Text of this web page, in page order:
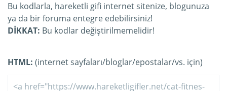
Bu kodlarla, hareketli gifi internet sitenize, blogunuza
ya da bir foruma entegre edebilirsiniz!
DİKKAT: Bu kodlar değiştirilmemelidir!
HTML: (internet sayfaları/bloglar/epostalar/vs. için)